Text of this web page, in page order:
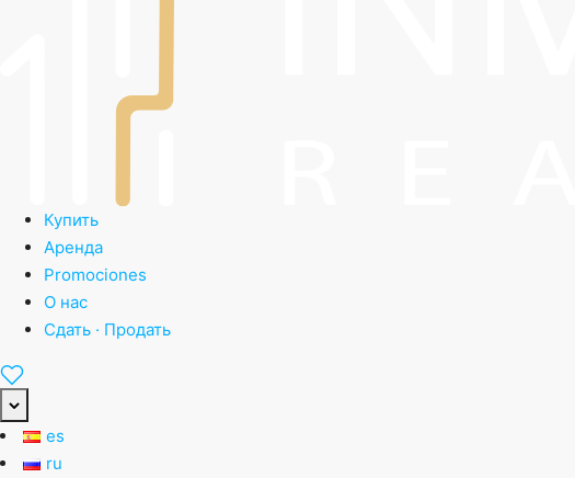
Купить
Аренда
Promociones
О нас
Сдать · Продать
es
ru